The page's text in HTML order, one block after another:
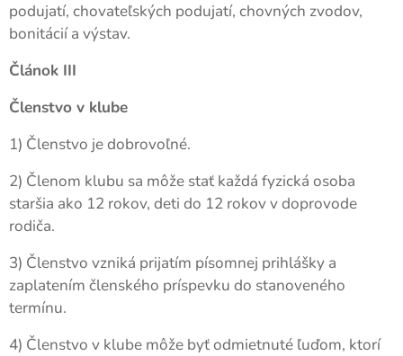
podujatí, chovateľských podujatí, chovných zvodov,
bonitácií a výstav.
Článok III
Členstvo v klube
1) Členstvo je dobrovoľné.
2) Členom klubu sa môže stať každá fyzická osoba
staršia ako 12 rokov, deti do 12 rokov v doprovode
rodiča.
3) Členstvo vzniká prijatím písomnej prihlášky a
zaplatením členského príspevku do stanoveného
termínu.
4) Členstvo v klube môže byť odmietnuté ľuďom, ktorí